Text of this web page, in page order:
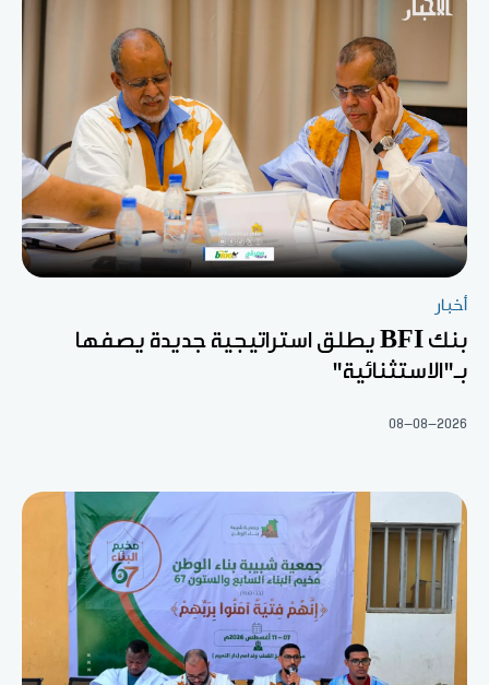
أخبار
بنك BFI يطلق استراتيجية جديدة يصفها
بـ"الاستثنائية"
08-08-2026